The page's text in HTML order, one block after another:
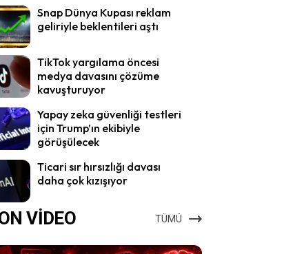
Snap Dünya Kupası reklam
geliriyle beklentileri aştı
TikTok yargılama öncesi
medya davasını çözüme
kavuşturuyor
Yapay zeka güvenliği testleri
için Trump’ın ekibiyle
görüşülecek
Ticari sır hırsızlığı davası
daha çok kızışıyor
VİDEO TÜMÜ